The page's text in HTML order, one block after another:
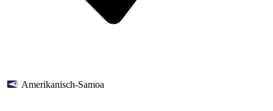
Amerikanisch-Samoa